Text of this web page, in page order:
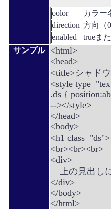
color
カラー
direction 方向（
enabled
trueま
サンプル
<html>
<head>
<title>シャド
<style
.ds {
--></style>
</head>
<body>
<h1
<br><br><br>
<div>
上の見出し
</div>
</body>
</html>